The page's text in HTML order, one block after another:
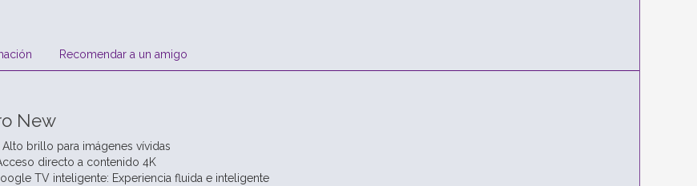
Recomendar a un amigo
New
Alto brillo para imágenes vívidas
directo a contenido 4K
TV inteligente: Experiencia fluida e inteligente